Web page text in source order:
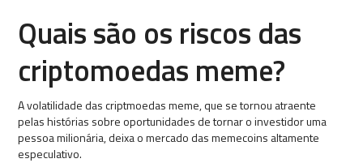
Quais são os riscos das
criptomoedas meme?
A volatilidade das criptmoedas meme, que se tornou atraente
pelas histórias sobre oportunidades de tornar o investidor uma
pessoa milionária, deixa o mercado das memecoins altamente
especulativo.